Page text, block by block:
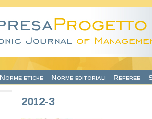
Norme etiche Norme editoriali Referee
2012-3